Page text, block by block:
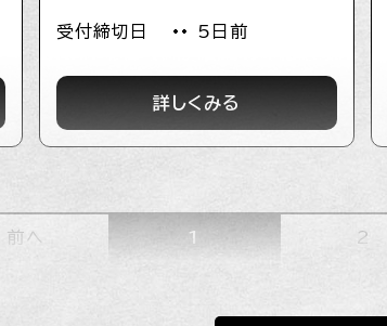
10,000円
※幼児（要相談：食事・
布団サービスの有無に
より、金額が異なりま
受付締切日 5日前
詳しくみる
前へ 1 2